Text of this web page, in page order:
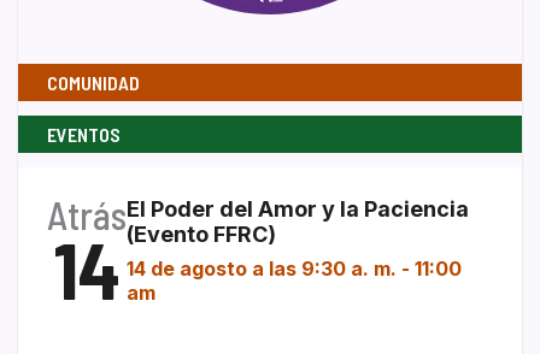
COMUNIDAD
EVENTOS
Atrás
14
El Poder del Amor y la Paciencia
(Evento FFRC)
14 de agosto a las 9:30 a. m. - 11:00
am